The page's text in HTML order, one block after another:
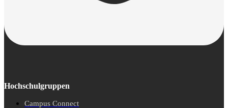
Hochschulgruppen
Campus Connect